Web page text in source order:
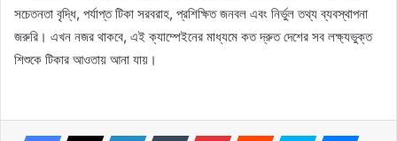
সচেতনতা বৃদ্ধি, পর্যাপ্ত টিকা সরবরাহ, প্রশিক্ষিত জনবল এবং নির্ভুল তথ্য ব্যবস্থাপনা
জরুরি। এখন নজর থাকবে, এই ক্যাম্পেইনের মাধ্যমে কত দ্রুত দেশের সব লক্ষ্যভুক্ত
শিশুকে টিকার আওতায় আনা যায়।